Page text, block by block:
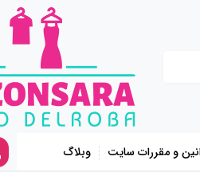
و مقررات سایت وبلاگ